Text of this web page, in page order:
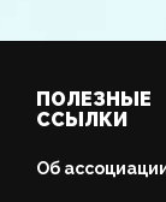
ПОЛЕЗНЫЕ
ССЫЛКИ
Об